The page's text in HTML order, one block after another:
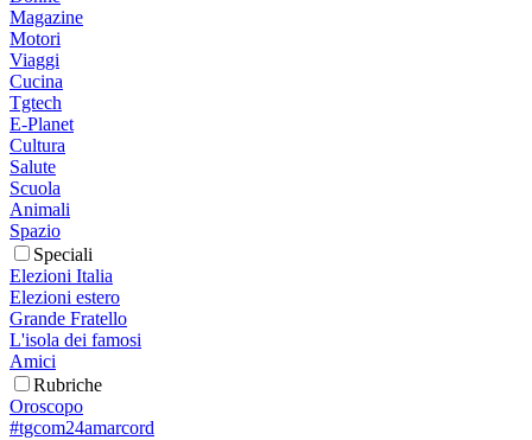
Magazine
Motori
Viaggi
Cucina
Tgtech
E-Planet
Cultura
Salute
Scuola
Animali
Spazio
Speciali
Elezioni Italia
Elezioni estero
Grande Fratello
L'isola dei famosi
Amici
Rubriche
Oroscopo
#tgcom24amarcord